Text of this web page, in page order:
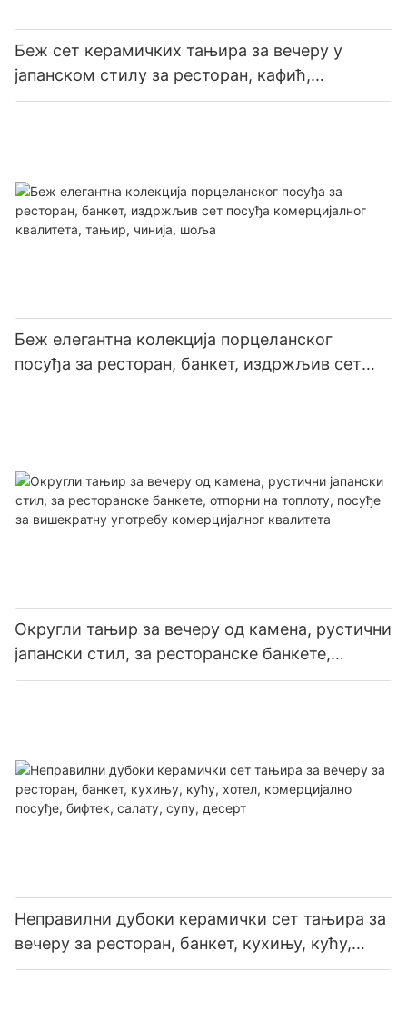
Беж сет керамичких тањира за вечеру у
јапанском стилу за ресторан, кафић,
комерцијални квалитет, безбедан за храну,
Беж елегантна колекција порцеланског
посуђа за ресторан, банкет, издржљив сет
посуђа комерцијалног квалитета, тањир,
Округли тањир за вечеру од камена, рустични
јапански стил, за ресторанске банкете,
отпорни на топлоту, посуђе за вишекратну
Неправилни дубоки керамички сет тањира за
вечеру за ресторан, банкет, кухињу, кућу,
хотел, комерцијално посуђе, бифтек, салату,